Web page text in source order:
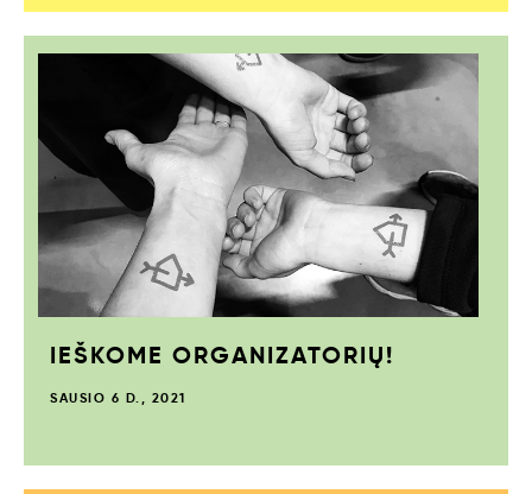
IEŠKOME ORGANIZATORIŲ!
SAUSIO 6 D., 2021